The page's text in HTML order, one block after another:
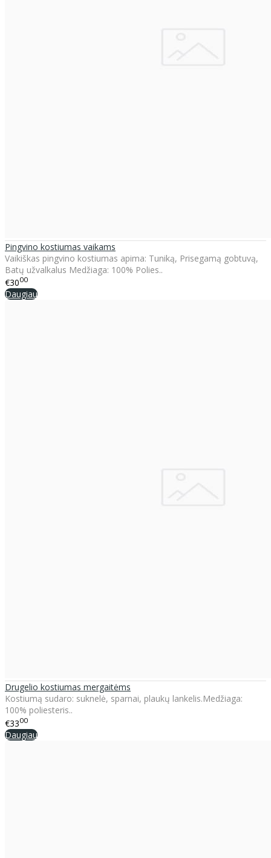
Pingvino kostiumas vaikams
Vaikiškas pingvino kostiumas apima: Tuniką, Prisegamą gobtuvą,
Batų užvalkalus Medžiaga: 100% Polies..
€3000
Daugiau
Drugelio kostiumas mergaitėms
Kostiumą sudaro: suknelė, sparnai, plaukų lankelis.Medžiaga:
100% poliesteris..
€3300
Daugiau